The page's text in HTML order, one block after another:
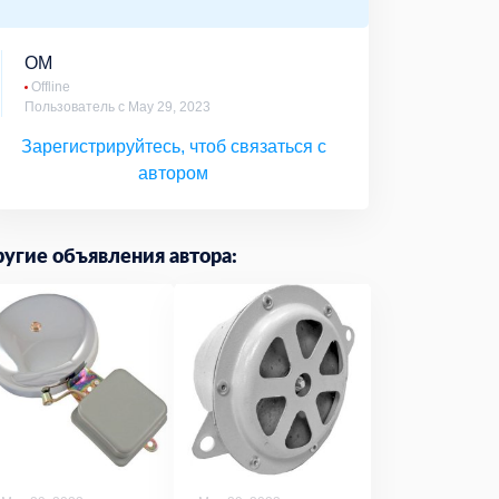
ОМ
Offline
Пользователь с May 29, 2023
Зарегистрируйтесь, чтоб связаться с
автором
объявления автора: